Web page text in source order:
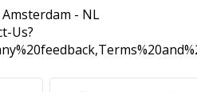
- NL
Us?